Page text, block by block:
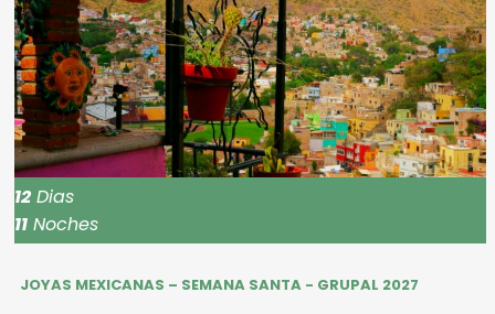
12Dias
Noches
JOYAS MEXICANAS – SEMANA SANTA - GRUPAL 2027